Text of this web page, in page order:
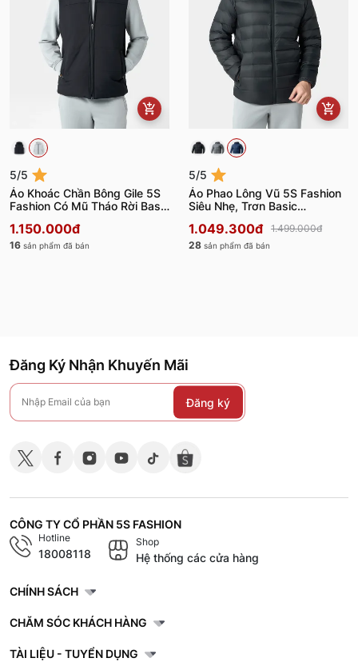
5/5
Áo Khoác Chần Bông Gile 5S
Fashion Có Mũ Tháo Rời Basic
1.150.000đ
16 sản phẩm đã bán
5/5
Áo Phao Lông Vũ 5S Fashion
Siêu Nhẹ, Trơn Basic
1.049.300đ
1.499.000đ
28 sản phẩm đã bán
Đăng Ký Nhận Khuyến Mãi
Đăng ký
CÔNG TY CỔ PHẦN 5S FASHION
Hotline
18008118
Shop
Hệ thống các cửa hàng
CHÍNH SÁCH
CHĂM SÓC KHÁCH HÀNG
TÀI LIỆU - TUYỂN DỤNG